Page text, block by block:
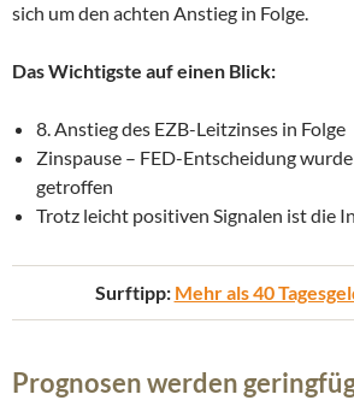
sich um den achten Anstieg in Folge.
Das Wichtigste auf einen Blick:
8. Anstieg des EZB-Leitzinses in Folge
Zinspause – FED-Entscheidung
getroffen
Trotz leicht positiven Signalen ist die
Surftipp: Mehr als 40
Prognosen werden